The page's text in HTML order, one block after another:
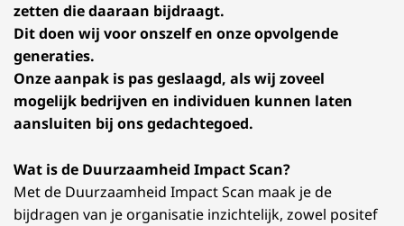
zetten die daaraan bijdraagt.
Dit doen wij voor onszelf en onze opvolgende
generaties.
Onze aanpak is pas geslaagd, als wij zoveel
mogelijk bedrijven en individuen kunnen laten
aansluiten bij ons gedachtegoed.
Wat is de Duurzaamheid Impact Scan?
Met de Duurzaamheid Impact Scan maak je de
bijdragen van je organisatie inzichtelijk, zowel positef